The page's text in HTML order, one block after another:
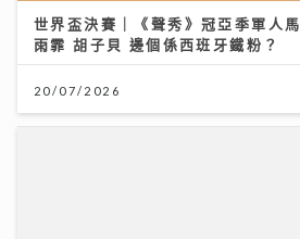
世界盃決賽｜《聲秀》冠亞季軍人
雨霏 胡子貝 邊個係西班牙鐵粉？
20/07/2026